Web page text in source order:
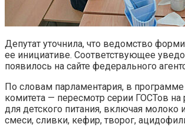
Депутат уточнила, что ведомство
ее инициативе. Соответствующее
появилось на сайте федерального
По словам парламентария, в
комитета — пересмотр серии ГОСТов на
для детского питания, включая молоко
смеси, сливки, кефир, творог,